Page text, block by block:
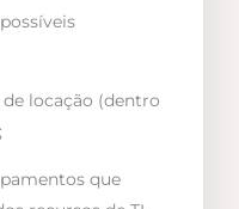
locação (dentro
que